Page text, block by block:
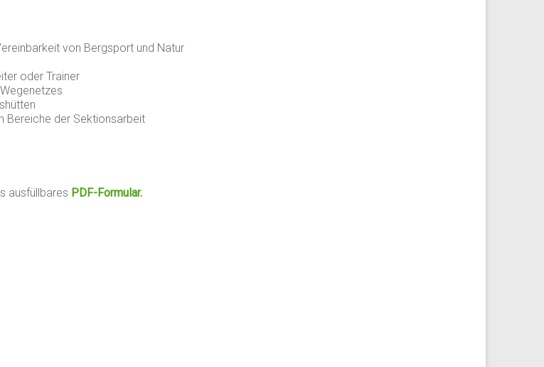
von Bergsport und Natur
oder Trainer
Bereiche der Sektionsarbeit
ausfüllbares PDF-Formular.